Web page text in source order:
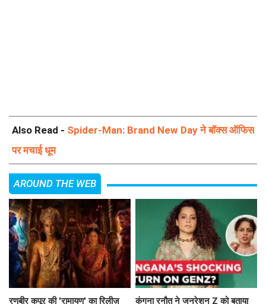
Also Read - Spider-Man: Brand New Day ने बॉक्स ऑफिस
पर मचाई धूम
AROUND THE WEB
रणबीर कपूर की 'रामायण' का रिलीज़
कंगना रनौत ने जनरेशन Z को बताया